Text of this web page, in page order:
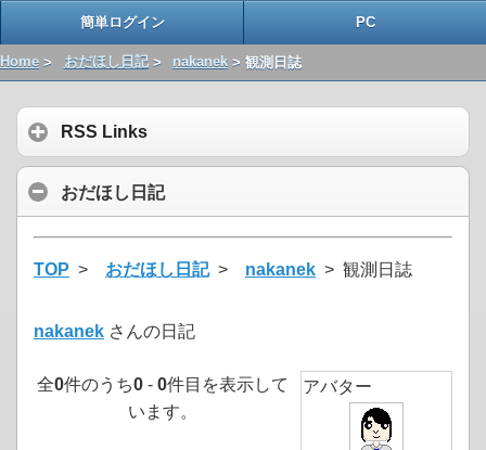
簡単ログイン PC
Home > おだほし日記> nakanek > 観測日誌
RSS Links
おだほし日記
TOP > おだほし日記> nakanek > 観測日誌
nakanek さんの日記
全0件のうち0 - 0件目を表示して
います。
アバター